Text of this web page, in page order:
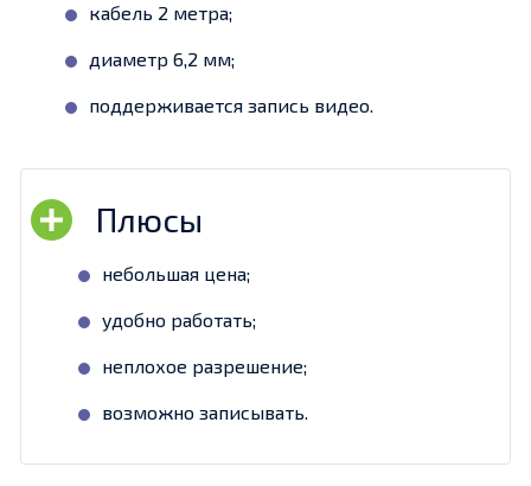
кабель 2 метра;
диаметр 6,2 мм;
поддерживается запись видео.
небольшая цена;
удобно работать;
неплохое разрешение;
возможно записывать.